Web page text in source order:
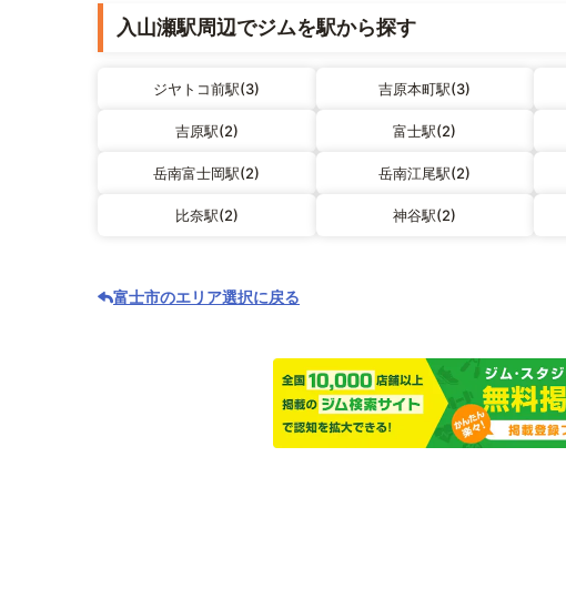
入山瀬駅周辺でジムを駅から探す
ジヤトコ前駅(3) 吉原本町駅(3)
吉原駅(2) 富士駅(2)
岳南富士岡駅(2) 岳南江尾駅(2)
比奈駅(2) 神谷駅(2)
富士市のエリア選択に戻る